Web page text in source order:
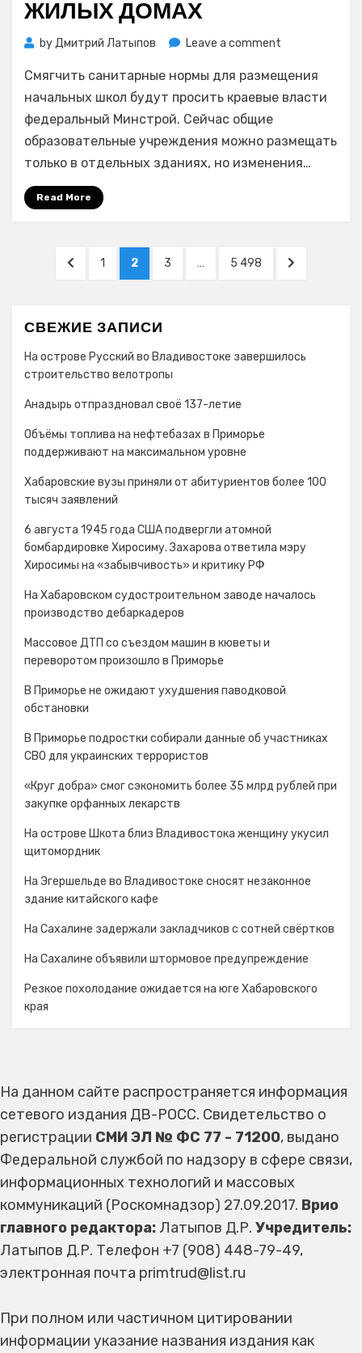
ЖИЛЫХ ДОМАХ
byДмитрий Латыпов Leave a comment
Владивостока
начальные
школы
Смягчить санитарные нормы для размещения
начальных школ будут просить краевые власти
федеральный Минстрой. Сейчас общие
образовательные учреждения можно размещать
только в отдельных зданиях, но изменения…
Read More
Навигация
PREVIOUS
PAGE
1 PAGE
2 PAGE
3 … PAGE
5 498
NEXT
СВЕЖИЕ ЗАПИСИ
На острове Русский во Владивостоке завершилось
строительство велотропы
Анадырь отпраздновал своё 137-летие
Объёмы топлива на нефтебазах в Приморье
поддерживают на максимальном уровне
Хабаровские вузы приняли от абитуриентов более 100
тысяч заявлений
6 августа 1945 года США подвергли атомной
бомбардировке Хиросиму. Захарова ответила мэру
Хиросимы на «забывчивость» и критику РФ
На Хабаровском судостроительном заводе началось
производство дебаркадеров
Массовое ДТП со съездом машин в кюветы и
переворотом произошло в Приморье
В Приморье не ожидают ухудшения паводковой
обстановки
В Приморье подростки собирали данные об участниках
СВО для украинских террористов
«Круг добра» смог сэкономить более 35 млрд рублей при
закупке орфанных лекарств
На острове Шкота близ Владивостока женщину укусил
щитомордник
На Эгершельде во Владивостоке сносят незаконное
здание китайского кафе
На Сахалине задержали закладчиков с сотней свёртков
На Сахалине объявили штормовое предупреждение
Резкое похолодание ожидается на юге Хабаровского
края
На данном сайте распространяется информация
сетевого издания ДВ-РОСС. Свидетельство о
регистрации СМИ ЭЛ № ФС 77 - 71200, выдано
Федеральной службой по надзору в сфере связи,
информационных технологий и массовых
коммуникаций (Роскомнадзор) 27.09.2017. Врио
главного редактора: Латыпов Д.Р. Учредитель:
Латыпов Д.Р. Телефон +7 (908) 448-79-49,
электронная почта primtrud@list.ru
При полном или частичном цитировании
информации указание названия издания как